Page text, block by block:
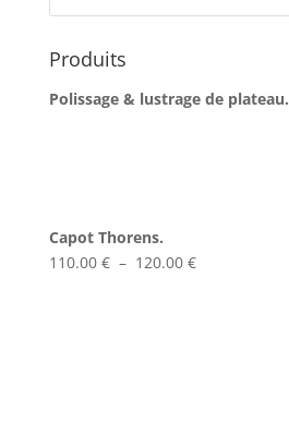
Produits
Polissage & lustrage de plateau.
Capot Thorens.
110.00 € – 120.00 €Plage